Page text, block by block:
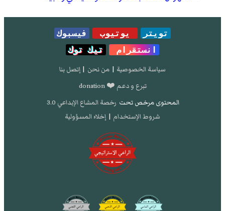
تويتر يوتيوب
فيسبوك
انستقرام
تيك توك
سياسة الخصوصية | من نحن | إتصل بنا
تبرع و دعم ❤️ donation
المحتوى مرخص تحت رخصة المشاع الإبداعي 3.0
شروط الإستخدام | إخلاء المسؤولية